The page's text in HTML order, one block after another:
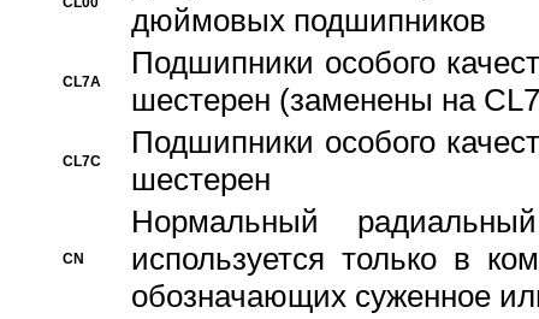
дюймовых подшипников
CL7A
Подшипники особого
шестерен (заменены на
CL7C
Подшипники особого
шестерен
CN
Hормальный
используется только в
обозначающих суженное